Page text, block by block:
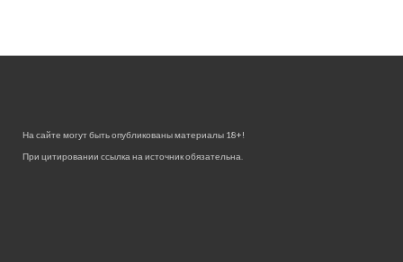
На сайте могут быть опубликованы материалы 18+!
При цитировании ссылка на источник обязательна.